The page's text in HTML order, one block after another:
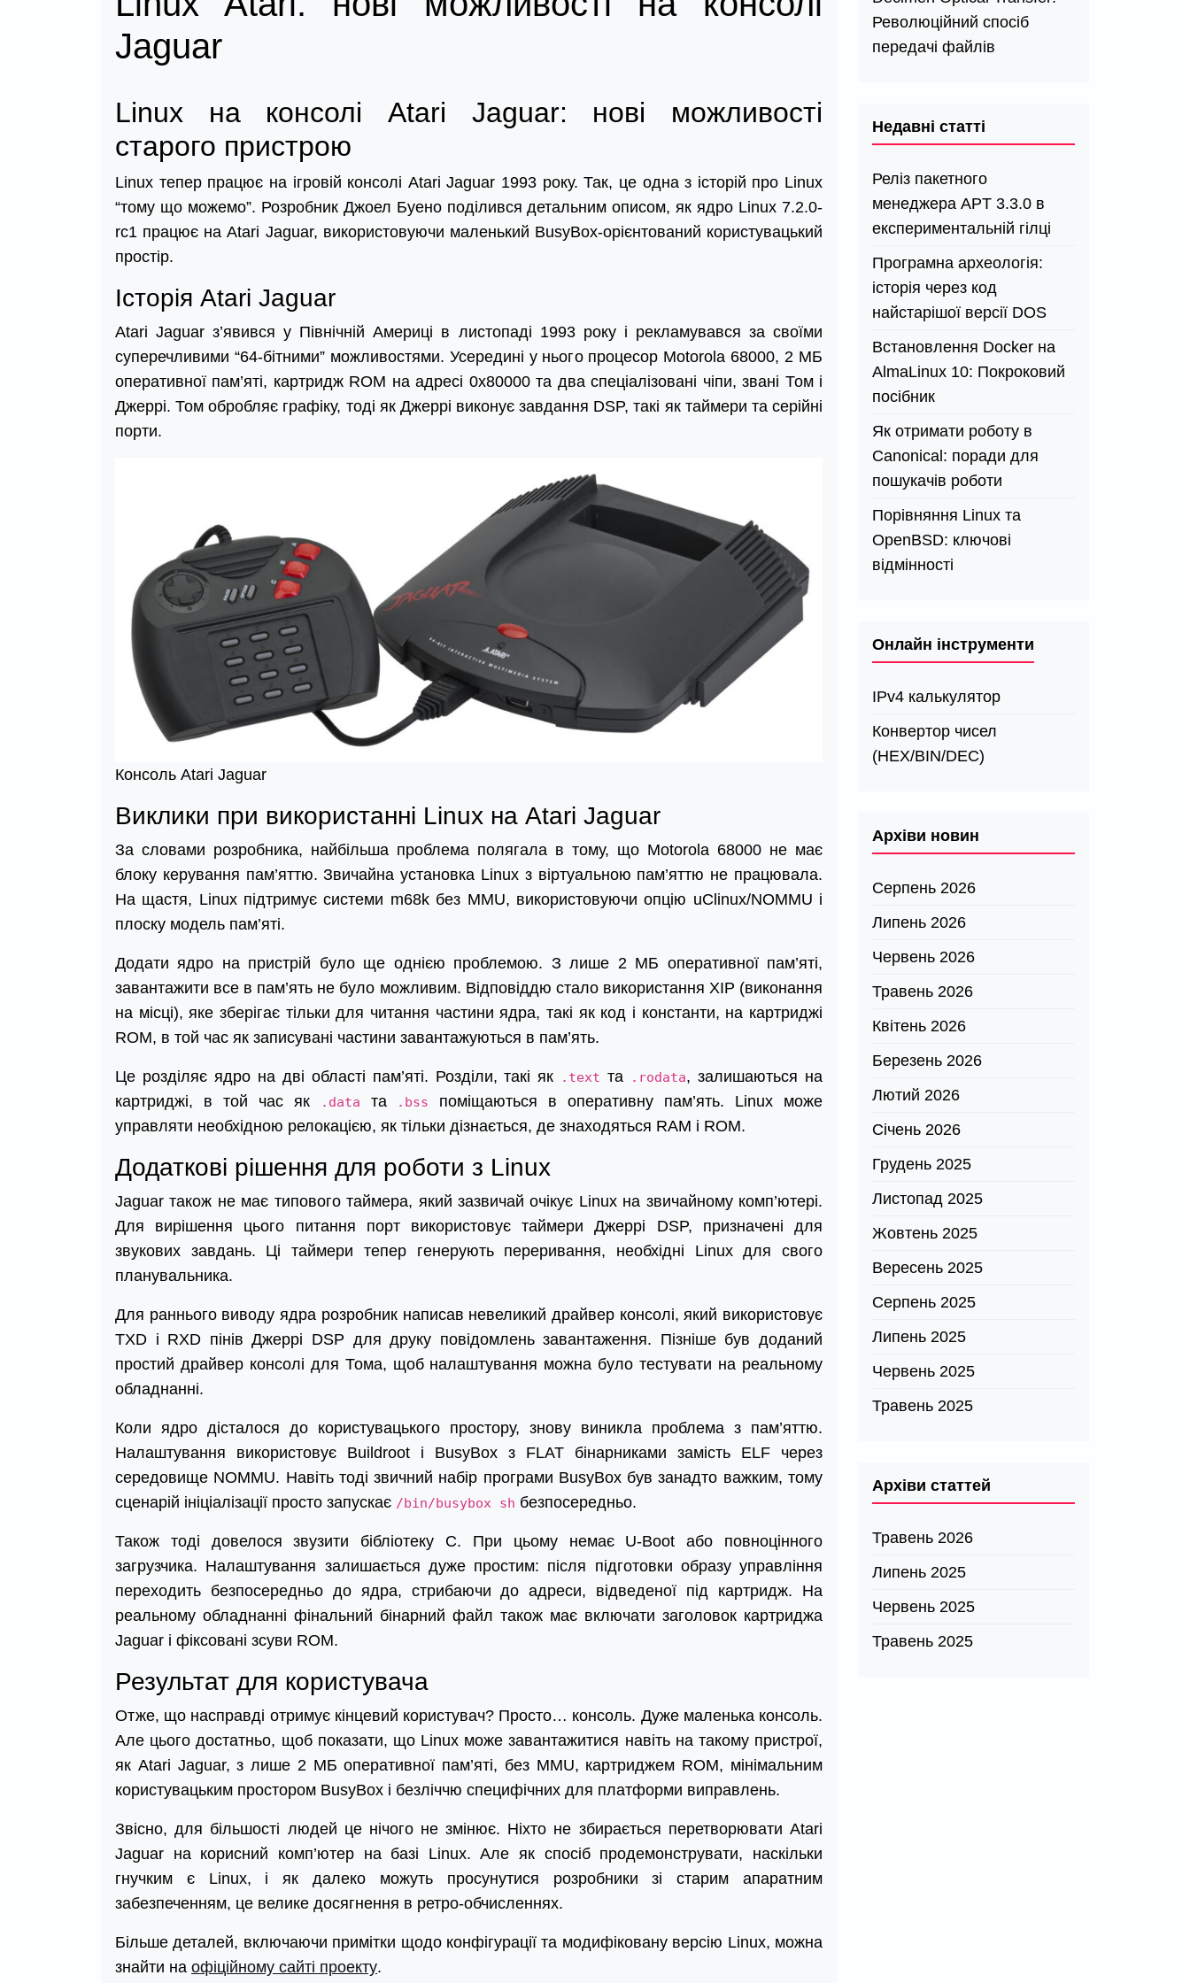
Jaguar
Linux на консолі Atari Jaguar: нові можливості
старого пристрою
Linux тепер працює на ігровій консолі Atari Jaguar 1993 року. Так, це одна з історій про Linux
“тому що можемо”. Розробник Джоел Буено поділився детальним описом, як ядро Linux 7.2.0-
rc1 працює на Atari Jaguar, використовуючи маленький BusyBox-орієнтований користувацький
простір.
Історія Atari Jaguar
Atari Jaguar з’явився у Північній Америці в листопаді 1993 року і рекламувався за своїми
суперечливими “64-бітними” можливостями. Усередині у нього процесор Motorola 68000, 2 МБ
оперативної пам’яті, картридж ROM на адресі 0x80000 та два спеціалізовані чіпи, звані Том і
Джеррі. Том обробляє графіку, тоді як Джеррі виконує завдання DSP, такі як таймери та серійні
порти.
Консоль Atari Jaguar
Виклики при використанні Linux на Atari Jaguar
За словами розробника, найбільша проблема полягала в тому, що Motorola 68000 не має
блоку керування пам’яттю. Звичайна установка Linux з віртуальною пам’яттю не працювала.
На щастя, Linux підтримує системи m68k без MMU, використовуючи опцію uClinux/NOMMU і
плоску модель пам’яті.
Додати ядро на пристрій було ще однією проблемою. З лише 2 МБ оперативної пам’яті,
завантажити все в пам’ять не було можливим. Відповіддю стало використання XIP (виконання
на місці), яке зберігає тільки для читання частини ядра, такі як код і константи, на картриджі
ROM, в той час як записувані частини завантажуються в пам’ять.
Це розділяє ядро на дві області пам’яті. Розділи, такі як .text та .rodata, залишаються на
картриджі, в той час як
.data та .bss
поміщаються в оперативну пам’ять. Linux може
управляти необхідною релокацією, як тільки дізнається, де знаходяться RAM і ROM.
Додаткові рішення для роботи з Linux
Jaguar також не має типового таймера, який зазвичай очікує Linux на звичайному комп’ютері.
Для вирішення цього питання порт використовує таймери Джеррі DSP, призначені для
звукових завдань. Ці таймери тепер генерують переривання, необхідні Linux для свого
планувальника.
Для раннього виводу ядра розробник написав невеликий драйвер консолі, який використовує
TXD і RXD пінів Джеррі DSP для друку повідомлень завантаження. Пізніше був доданий
простий драйвер консолі для Тома, щоб налаштування можна було тестувати на реальному
обладнанні.
Коли ядро дісталося до користувацького простору, знову виникла проблема з пам’яттю.
Налаштування використовує Buildroot і BusyBox з FLAT бінарниками замість ELF через
середовище NOMMU. Навіть тоді звичний набір програми BusyBox був занадто важким, тому
сценарій ініціалізації просто запускає /bin/busybox sh безпосередньо.
Також тоді довелося звузити бібліотеку C. При цьому немає U-Boot або повноцінного
загрузчика. Налаштування залишається дуже простим: після підготовки образу управління
переходить безпосередньо до ядра, стрибаючи до адреси, відведеної під картридж. На
реальному обладнанні фінальний бінарний файл також має включати заголовок картриджа
Jaguar і фіксовані зсуви ROM.
Результат для користувача
Отже, що насправді отримує кінцевий користувач? Просто… консоль. Дуже маленька консоль.
Але цього достатньо, щоб показати, що Linux може завантажитися навіть на такому пристрої,
як Atari Jaguar, з лише 2 МБ оперативної пам’яті, без MMU, картриджем ROM, мінімальним
користувацьким простором BusyBox і безліччю специфічних для платформи виправлень.
Звісно, для більшості людей це нічого не змінює. Ніхто не збирається перетворювати Atari
Jaguar на корисний комп’ютер на базі Linux. Але як спосіб продемонструвати, наскільки
гнучким є Linux, і як далеко можуть просунутися розробники зі старим апаратним
забезпеченням, це велике досягнення в ретро-обчисленнях.
Більше деталей, включаючи примітки щодо конфігурації та модифіковану версію Linux, можна
знайти на офіційному сайті проекту.
Революційний спосіб
передачі файлів
Недавні статті
Реліз пакетного
менеджера APT 3.3.0 в
експериментальній гілці
Програмна археологія:
історія через код
найстарішої версії DOS
Встановлення Docker на
AlmaLinux 10: Покроковий
посібник
Як отримати роботу в
Canonical: поради для
пошукачів роботи
Порівняння Linux та
OpenBSD: ключові
відмінності
Онлайн інструменти
IPv4 калькулятор
Конвертор чисел
(HEX/BIN/DEC)
Архіви новин
Серпень 2026
Липень 2026
Червень 2026
Травень 2026
Квітень 2026
Березень 2026
Лютий 2026
Січень 2026
Грудень 2025
Листопад 2025
Жовтень 2025
Вересень 2025
Серпень 2025
Липень 2025
Червень 2025
Травень 2025
Архіви статтей
Травень 2026
Липень 2025
Червень 2025
Травень 2025